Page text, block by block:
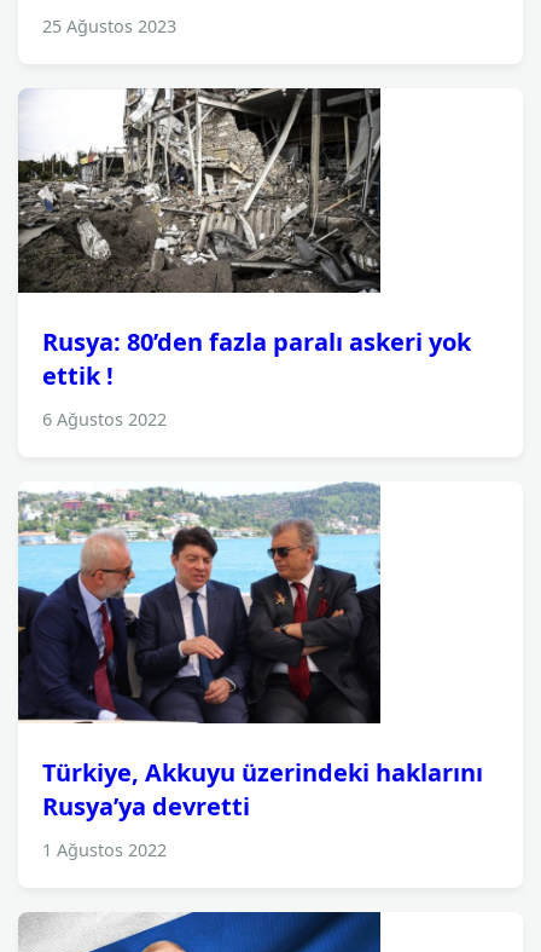
25 Ağustos 2023
Rusya: 80’den fazla paralı askeri yok
ettik !
6 Ağustos 2022
Türkiye, Akkuyu üzerindeki haklarını
Rusya’ya devretti
1 Ağustos 2022